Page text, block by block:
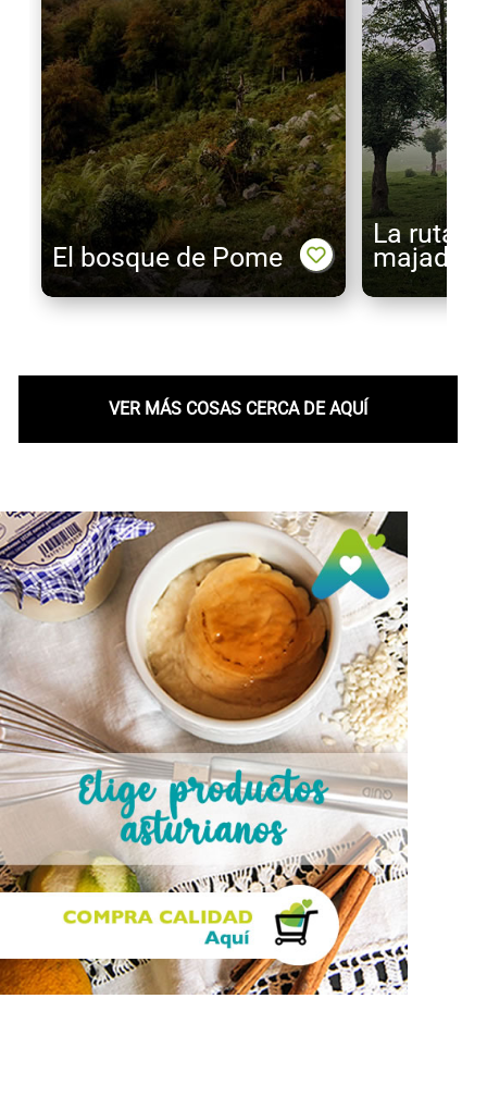
El bosque de Pome
La ruta
majadas
VER MÁS COSAS CERCA DE AQUÍ